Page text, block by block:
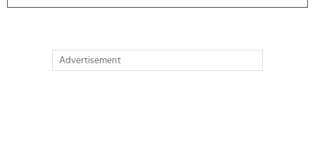
Advertisement